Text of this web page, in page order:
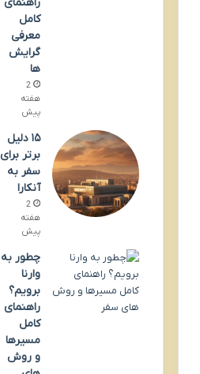
کامل
معرفی
گرایش
ها
2
هفته
پیش
۱۵ دلیل
برتر برای
سفر به
آنکارا
2
هفته
پیش
چطور به
وارنا
برویم؟
راهنمای
کامل
مسیرها
و روش